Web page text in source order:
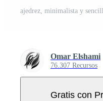
Omar Elshami
76.307 Recursos
Gratis con